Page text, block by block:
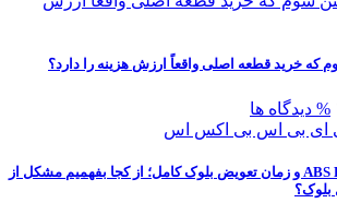
خرید قطعه اصلی واقعاً ارزش هزینه را دارد؟
% دیدگاه ها
علائم خرابی ABS BXS و زمان تعویض بلوک کامل؛ از کجا بفهمیم مشکل از
بلوک؟